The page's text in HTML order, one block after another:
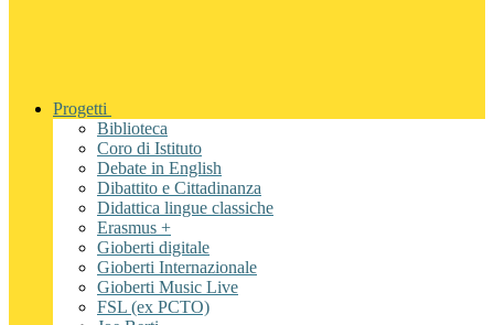
Progetti
Biblioteca
Coro di Istituto
Debate in English
Dibattito e Cittadinanza
Didattica lingue classiche
Erasmus +
Gioberti digitale
Gioberti Internazionale
Gioberti Music Live
FSL (ex PCTO)